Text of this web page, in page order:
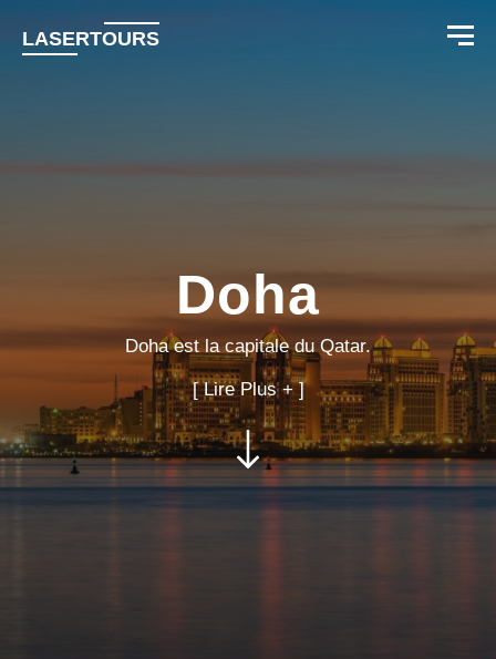
LASERTOURS
Doha
Doha est la capitale du Qatar.
[ Lire Plus + ]